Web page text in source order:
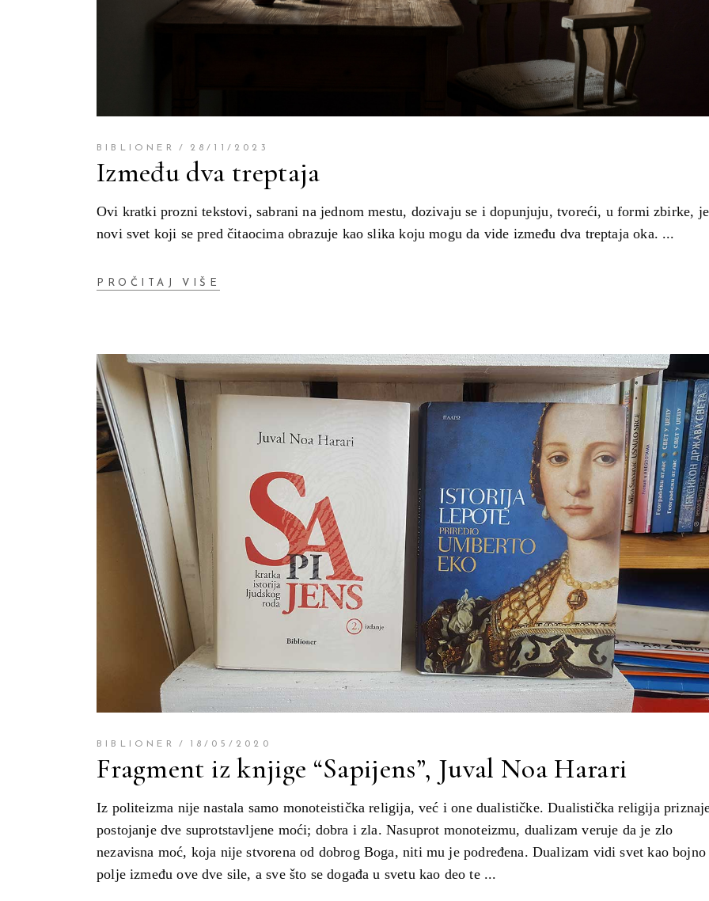
BIBLIONER 28/11/2023
Između dva treptaja
Ovi kratki prozni tekstovi, sabrani na jednom mestu, dozivaju se i dopunjuju, tvoreći, u formi zbirke,
novi svet koji se pred čitaocima obrazuje kao slika koju mogu da vide između dva treptaja oka.
PROČITAJ VIŠE
BIBLIONER 18/05/2020
Fragment iz knjige “Sapijens”, Juval Noa Harari
Iz politeizma nije nastala samo monoteistička religija, već i one dualističke. Dualistička religija
postojanje dve suprotstavljene moći; dobra i zla. Nasuprot monoteizmu, dualizam veruje da je zlo
nezavisna moć, koja nije stvorena od dobrog Boga, niti mu je podređena. Dualizam vidi svet kao bojno
polje između ove dve sile, a sve što se događa u svetu kao deo te